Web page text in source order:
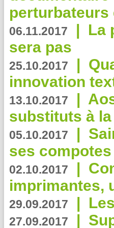
perturbateurs
06.11.2017 | La
sera pas
25.10.2017 |
innovation
13.10.2017 |
substituts à
05.10.2017 |
ses compotes
02.10.2017 |
imprimantes,
29.09.2017 |
27.09.2017 |